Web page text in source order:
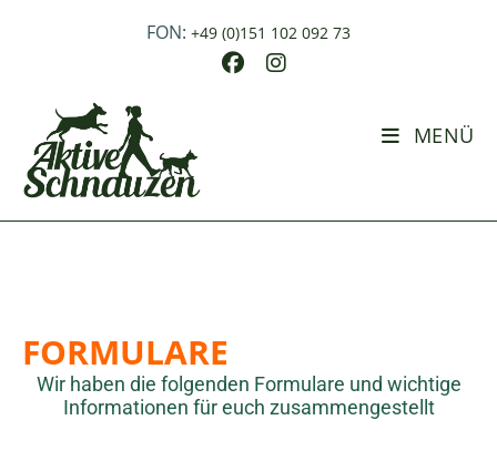
FON: +49 (0)151 102 092 73
MENÜ
FORMULARE
Wir haben die folgenden Formulare und wichtige
Informationen für euch zusammengestellt